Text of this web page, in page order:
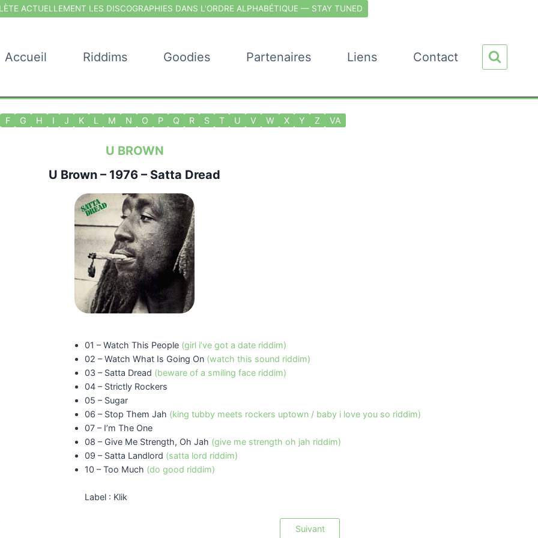
ACTUELLEMENT LES DISCOGRAPHIES DANS L'ORDRE ALPHABÉTIQUE — STAY TUNED
Accueil Riddims Goodies Partenaires Liens Contact
F G H I J K L M N O P Q R S T U V W X Y Z VA
U BROWN
U Brown – 1976 – Satta Dread
01 – Watch This People (girl i’ve got a date riddim)
02 – Watch What Is Going On (watch this sound riddim)
03 – Satta Dread (beware of a smiling face riddim)
04 – Strictly Rockers
05 – Sugar
06 – Stop Them Jah (king tubby meets rockers uptown / baby i love you so riddim)
07 – I’m The One
08 – Give Me Strength, Oh Jah (give me strength oh jah riddim)
09 – Satta Landlord (satta lord riddim)
10 – Too Much (do good riddim)
Label : Klik
Suivant